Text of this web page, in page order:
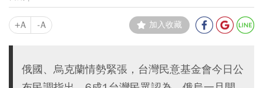
+A -A 加入收藏
俄國、烏克蘭情勢緊張，台灣民意基金會今日公